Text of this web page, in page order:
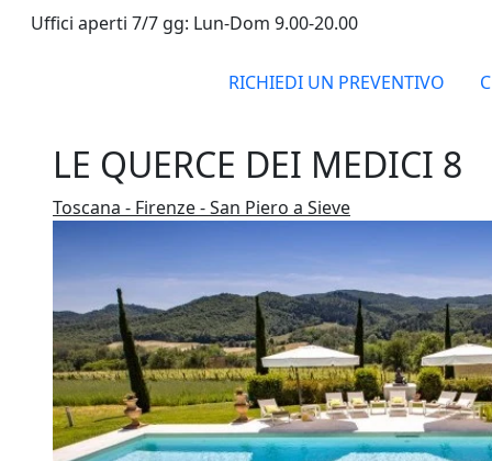
Uffici aperti 7/7 gg: Lun-Dom 9.00-20.00
RICHIEDI UN PREVENTIVO
LE QUERCE DEI MEDICI 8
Toscana - Firenze - San Piero a Sieve